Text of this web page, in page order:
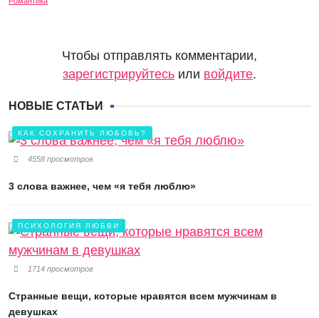
Чтобы отправлять комментарии,
зарегистрируйтесь или войдите.
НОВЫЕ СТАТЬИ
КАК СОХРАНИТЬ ЛЮБОВЬ?
4558 просмотров
3 слова важнее, чем «я тебя люблю»
ПСИХОЛОГИЯ ЛЮБВИ
1714 просмотров
Странные вещи, которые нравятся всем мужчинам в
девушках